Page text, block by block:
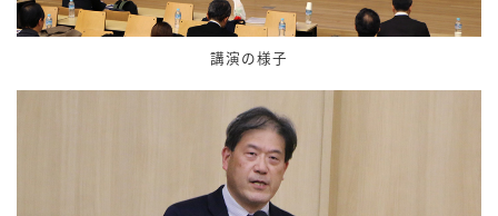
講演の様子